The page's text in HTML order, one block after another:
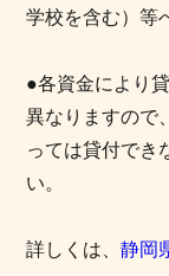
学校を含む）等
●各資金により
異なりますので
っては貸付でき
い。
詳しくは、静岡